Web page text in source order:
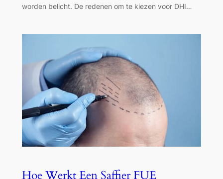
worden belicht. De redenen om te kiezen voor DHI…
Hoe Werkt Een Saffier FUE